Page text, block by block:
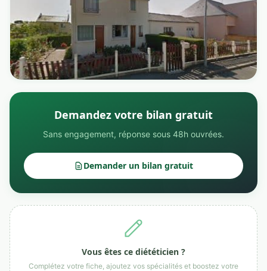
Demandez votre bilan gratuit
Sans engagement, réponse sous 48h ouvrées.
Demander un bilan gratuit
Vous êtes ce diététicien ?
Complétez votre fiche, ajoutez vos spécialités et boostez votre